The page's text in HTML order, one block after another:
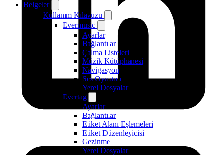
Belgeler
Kullanım Kılavuzu
Evermusic
Ayarlar
Bağlantılar
Çalma Listeleri
Müzik Kütüphanesi
Navigasyon
Ses Oynatıcı
Yerel Dosyalar
Evertag
Ayarlar
Bağlantılar
Etiket Alanı Eşlemeleri
Etiket Düzenleyicisi
Gezinme
Yerel Dosyalar